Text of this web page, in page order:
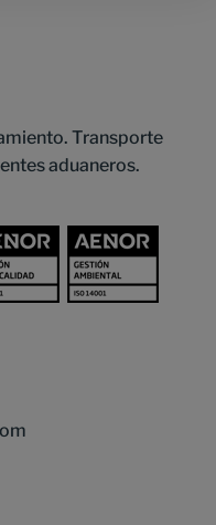
Transporte
aduaneros.